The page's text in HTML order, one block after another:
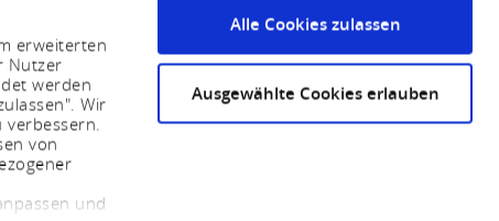
erweiterten
Nutzer
werden
Wir
verbessern.
von
und
Alle Cookies zulassen
Ausgewählte Cookies erlauben